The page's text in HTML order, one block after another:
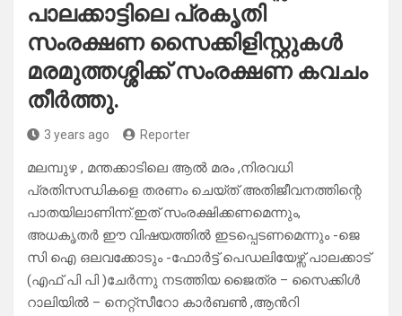
പാലക്കാട്ടിലെ പ്രകൃതി
സംരക്ഷണ സൈക്കിളിസ്റ്റുകൾ
മരമുത്തശ്ശിക്ക് സംരക്ഷണ കവചം
തീർത്തു.
3 years ago Reporter
മലമ്പുഴ , മന്തക്കാടിലെ ആൽ മരം ,നിരവധി
പ്രതിസന്ധികളെ തരണം ചെയ്ത് അതിജീവനത്തിന്റെ
പാതയിലാണിന്ന്.ഇത് സംരക്ഷിക്കണമെന്നും,
അധകൃതർ ഈ വിഷയത്തിൽ ഇടപ്പെടണമെന്നും -ജെ
സി ഐ ഒലവക്കോടും -ഫോർട്ട് പെഡലിയേഴ്സ് പാലക്കാട്
(എഫ് പി പി )ചേർന്നു നടത്തിയ ജൈത്ര – സൈക്കിൾ
റാലിയിൽ – നെറ്റ്സീറോ കാർബൺ ,ആൻറി